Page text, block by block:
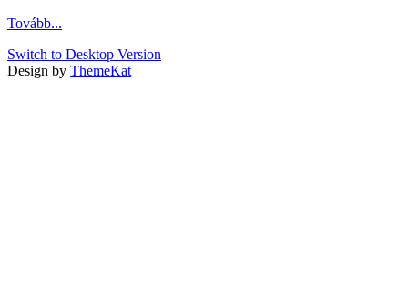
Tovább...
Switch to Desktop Version
Design by ThemeKat